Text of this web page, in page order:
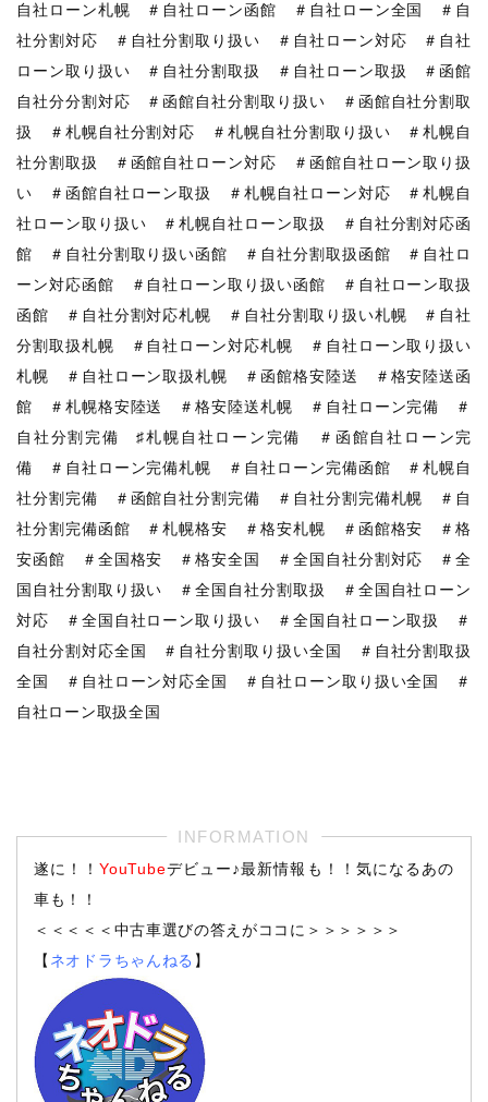
自社ローン札幌 ＃自社ローン函館 ＃自社ローン全国 ＃自
社分割対応 ＃自社分割取り扱い ＃自社ローン対応 ＃自社
ローン取り扱い ＃自社分割取扱 ＃自社ローン取扱 ＃函館
自社分分割対応 ＃函館自社分割取り扱い ＃函館自社分割取
扱 ＃札幌自社分割対応 ＃札幌自社分割取り扱い ＃札幌自
社分割取扱 ＃函館自社ローン対応 ＃函館自社ローン取り扱
い ＃函館自社ローン取扱 ＃札幌自社ローン対応 ＃札幌自
社ローン取り扱い ＃札幌自社ローン取扱 ＃自社分割対応函
館 ＃自社分割取り扱い函館 ＃自社分割取扱函館 ＃自社ロ
ーン対応函館 ＃自社ローン取り扱い函館 ＃自社ローン取扱
函館 ＃自社分割対応札幌 ＃自社分割取り扱い札幌 ＃自社
分割取扱札幌 ＃自社ローン対応札幌 ＃自社ローン取り扱い
札幌 ＃自社ローン取扱札幌 ＃函館格安陸送 ＃格安陸送函
館 ＃札幌格安陸送 ＃格安陸送札幌 ＃自社ローン完備 ＃
自社分割完備 ♯札幌自社ローン完備 ＃函館自社ローン完
備 ＃自社ローン完備札幌 ＃自社ローン完備函館 ＃札幌自
社分割完備 ＃函館自社分割完備 ＃自社分割完備札幌 ＃自
社分割完備函館 ＃札幌格安 ＃格安札幌 ＃函館格安 ＃格
安函館 ＃全国格安 ＃格安全国 ＃全国自社分割対応 ＃全
国自社分割取り扱い ＃全国自社分割取扱 ＃全国自社ローン
対応 ＃全国自社ローン取り扱い ＃全国自社ローン取扱 ＃
自社分割対応全国 ＃自社分割取り扱い全国 ＃自社分割取扱
全国 ＃自社ローン対応全国 ＃自社ローン取り扱い全国 ＃
自社ローン取扱全国
遂に！！YouTubeデビュー♪最新情報も！！気になるあの
車も！！
＜＜＜＜＜中古車選びの答えがココに＞＞＞＞＞＞
【 ネオドラちゃんねる 】